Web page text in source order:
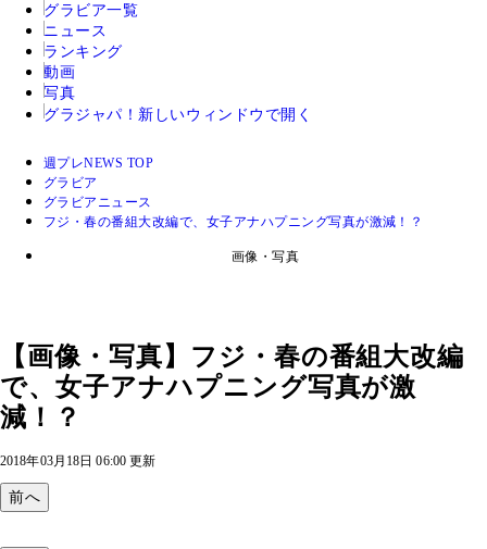
グラビア一覧
ニュース
ランキング
動画
写真
グラジャパ！ 新しいウィンドウで開く
週プレNEWS TOP
グラビア
グラビアニュース
フジ・春の番組大改編で、女子アナハプニング写真が激減！？
画像・写真
【画像・写真】フジ・春の番組大改編
で、女子アナハプニング写真が激
減！？
2018年03月18日 06:00 更新
前へ